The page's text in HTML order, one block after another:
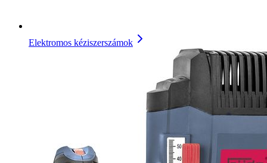
Elektromos kéziszerszámok